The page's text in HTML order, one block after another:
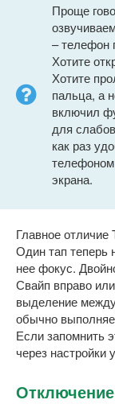
Проще
– телефон
Хотите
Хотите
пальца, а
включил
для
как раз
телефоном
экрана.
Главное
Один тап теперь
нее фокус.
Свайп вправо
выделение
обычно
Если запомнить
через настройки
Отключение